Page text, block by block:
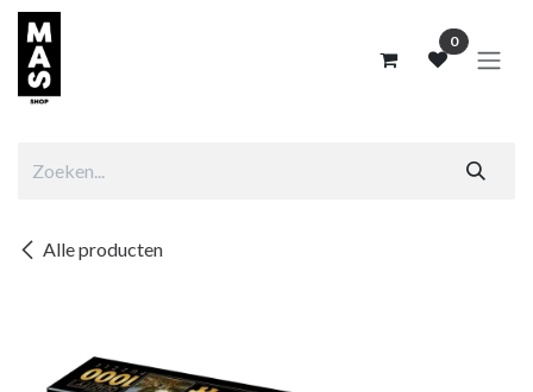
Overslaan naar inhoud
0
Alle producten